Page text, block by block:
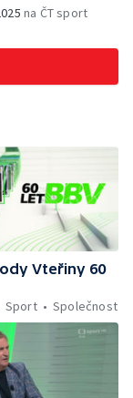
na ČT sport
Vteřiny 60
Sport Společnost